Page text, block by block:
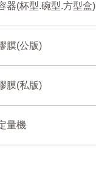
器(杯型.碗型.方型盒)
膜(公版)
膜(私版)
量機